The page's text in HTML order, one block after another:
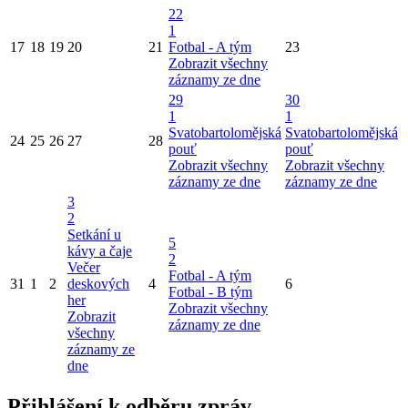
17 18 19 20 21
22
1
Fotbal - A tým
Zobrazit všechny
záznamy ze dne
23
24 25 26 27 28
29
1
Svatobartolomějská
pouť
Zobrazit všechny
záznamy ze dne
30
1
Svatobartolomějská
pouť
Zobrazit všechny
záznamy ze dne
31 1 2
3
2
Setkání u
kávy a čaje
Večer
deskových
her
Zobrazit
všechny
záznamy ze
dne
4
5
2
Fotbal - A tým
Fotbal - B tým
Zobrazit všechny
záznamy ze dne
6